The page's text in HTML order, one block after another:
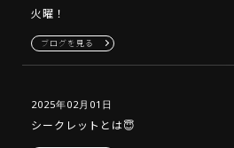
火曜！
ブログを見る
2025年02月01日
シークレットとは😇